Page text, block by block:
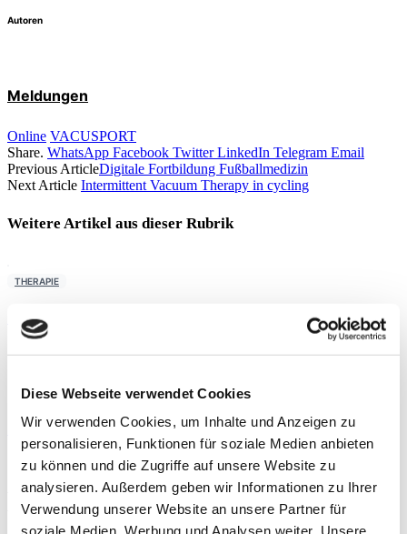
Diese Webseite verwendet Cookies
Wir verwenden Cookies, um Inhalte und Anzeigen zu
personalisieren, Funktionen für soziale Medien anbieten
zu können und die Zugriffe auf unsere Website zu
analysieren. Außerdem geben wir Informationen zu Ihrer
Verwendung unserer Website an unsere Partner für
soziale Medien, Werbung und Analysen weiter. Unsere
Autoren
Meldungen
Online VACUSPORT
Share. WhatsApp Facebook Twitter LinkedIn Telegram Email
Previous ArticleDigitale Fortbildung Fußballmedizin
Next Article Intermittent Vacuum Therapy in cycling
Weitere Artikel aus dieser Rubrik
THERAPIE
Moderne Knieendoprothetik
By PD Dr. med. Philipp A. Michel
THERAPIE
Präoperative Trainingstherapie
By Rebecca Abel,Prof. Dr. phil. Daniel Niederer,
med. Christoph Offerhaus,Alexander Glowa, Dr.
Sportwiss. Christiane Wilke